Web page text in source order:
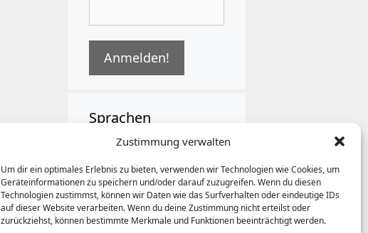
Zustimmung verwalten
Um dir ein optimales Erlebnis zu bieten, verwenden wir Technologien wie Cookies, um
Geräteinformationen zu speichern und/oder darauf zuzugreifen. Wenn du diesen
Technologien zustimmst, können wir Daten wie das Surfverhalten oder eindeutige IDs
auf dieser Website verarbeiten. Wenn du deine Zustimmung nicht erteilst oder
zurückziehst, können bestimmte Merkmale und Funktionen beeinträchtigt werden.
Sprachen